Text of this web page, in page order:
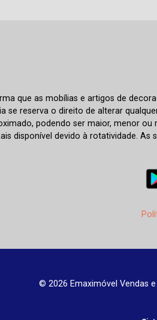
que as mobílias e artigos de
se reserva o direito de alterar
podendo ser maior, menor
disponível devido à rotatividade.
© 2026 Emaximóvel Vendas